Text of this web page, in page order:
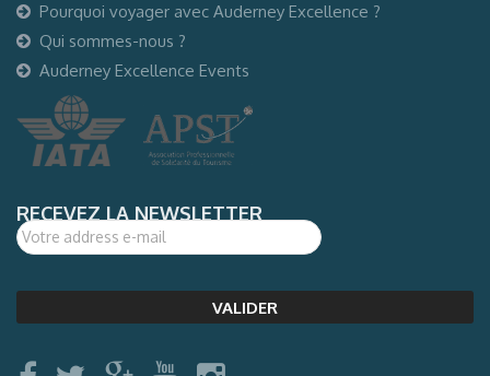
Pourquoi voyager avec Auderney Excellence ?
Qui sommes-nous ?
Auderney Excellence Events
RECEVEZ LA NEWSLETTER